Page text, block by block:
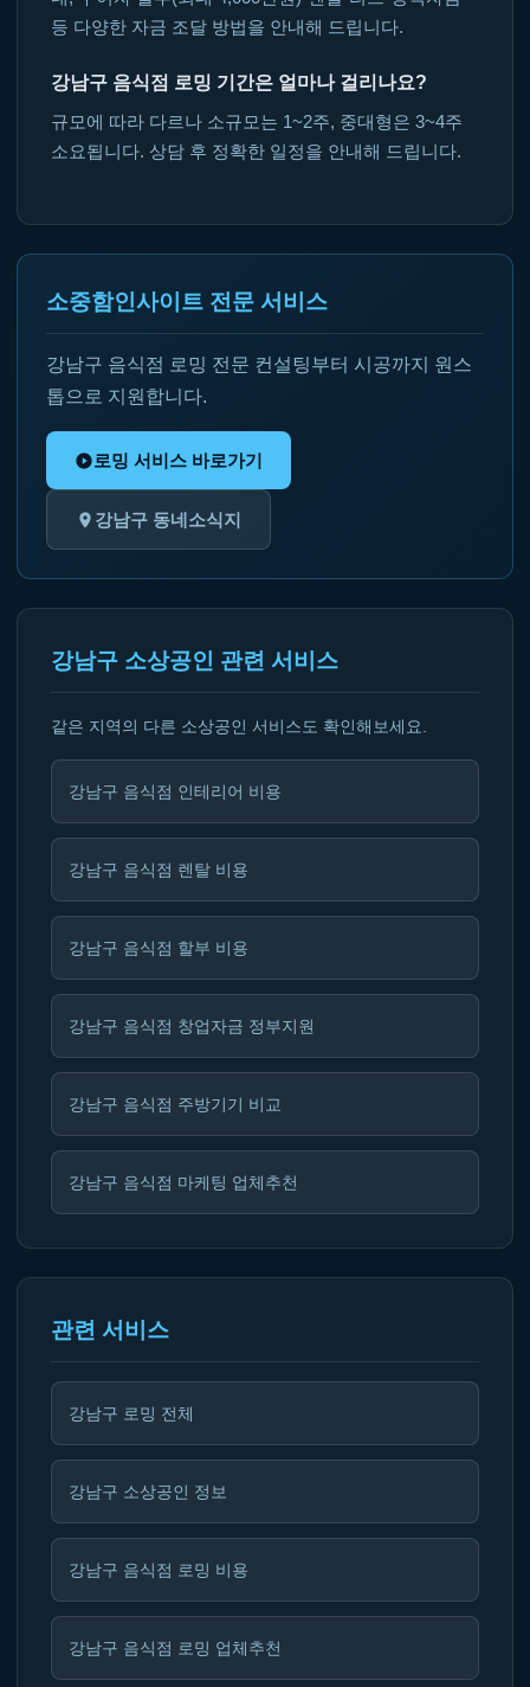
등 다양한 자금 조달 방법을 안내해 드립니다.
강남구 음식점 로밍 기간은 얼마나 걸리나요?
규모에 따라 다르나 소규모는 1~2주, 중대형은 3~4주
소요됩니다. 상담 후 정확한 일정을 안내해 드립니다.
소중함인사이트 전문 서비스
강남구 음식점 로밍 전문 컨설팅부터 시공까지 원스
톱으로 지원합니다.
로밍 서비스 바로가기
강남구 동네소식지
강남구 소상공인 관련 서비스
같은 지역의 다른 소상공인 서비스도 확인해보세요.
강남구 음식점 인테리어 비용
강남구 음식점 렌탈 비용
강남구 음식점 할부 비용
강남구 음식점 창업자금 정부지원
강남구 음식점 주방기기 비교
강남구 음식점 마케팅 업체추천
관련 서비스
강남구 로밍 전체
강남구 소상공인 정보
강남구 음식점 로밍 비용
강남구 음식점 로밍 업체추천